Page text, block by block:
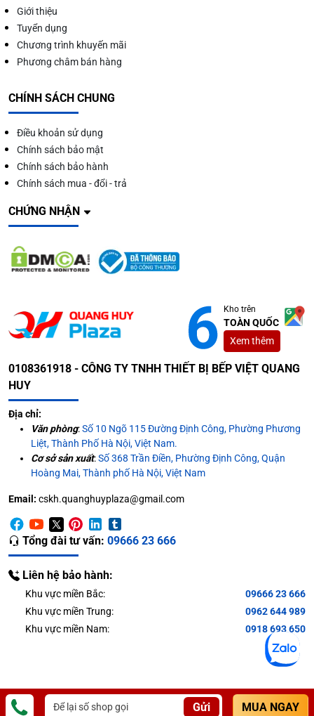
Giới thiệu
Tuyển dụng
Chương trình khuyến mãi
Phương châm bán hàng
CHÍNH SÁCH CHUNG
Điều khoản sử dụng
Chính sách bảo mật
Chính sách bảo hành
Chính sách mua - đổi - trả
CHỨNG NHẬN
Kho trên
TOÀN QUỐC
Xem thêm
0108361918 - CÔNG TY TNHH THIẾT BỊ BẾP VIỆT QUANG
HUY
Địa chỉ:
Văn phòng:Số 10 Ngõ 115 Đường Định Công, Phường Phương
Liệt, Thành Phố Hà Nội, Việt Nam.
Cơ sở sản xuất:Số 368 Trần Điền, Phường Định Công, Quận
Hoàng Mai, Thành phố Hà Nội, Việt Nam
Email: cskh.quanghuyplaza@gmail.com
Tổng đài tư vấn: 09666 23 666
Liên hệ bảo hành:
Khu vực miền Bắc:
09666 23 666
Khu vực miền Trung:
0962 644 989
Khu vực miền Nam:
0918 693 650
Gửi MUA NGAY